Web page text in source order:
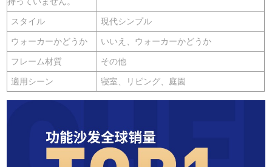
スタイル 現代シンプル
ウォーカーかどうか いいえ、ウォーカーかどうか
フレーム材質 その他
適用シーン 寝室、リビング、庭園